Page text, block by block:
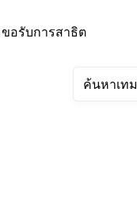
ขอรับการสาธิต